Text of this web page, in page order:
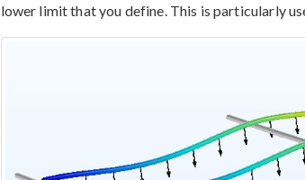
lower limit that you define. This is particularly